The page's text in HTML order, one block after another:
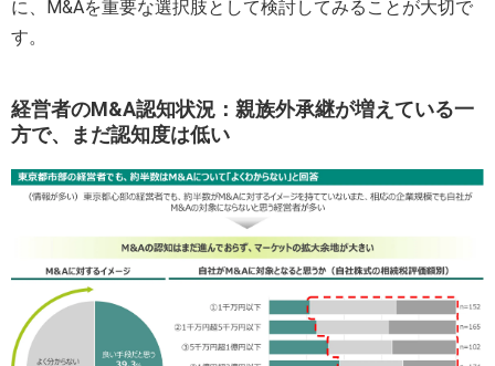
に、M&Aを重要な選択肢として検討してみることが大切で
す。
経営者のM&A認知状況：親族外承継が増えている一
方で、まだ認知度は低い